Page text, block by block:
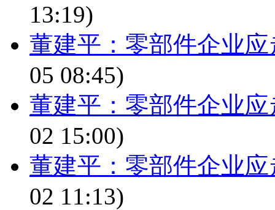
13:19)
董建平：零部件企业
05 08:45)
董建平：零部件企业
02 15:00)
董建平：零部件企业
02 11:13)